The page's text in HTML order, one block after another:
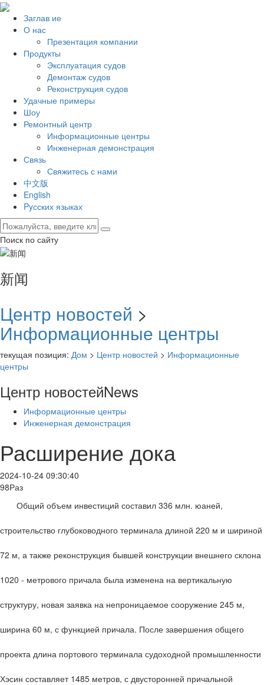
Заглав ие
О нас
Презентация компании
Продукты
Эксплуатация судов
Демонтаж судов
Реконструкция судов
Удачные примеры
Шоу
Ремонтный центр
Информационные центры
Инженерная демонстрация
Связь
Свяжитесь с нами
中文版
English
Pyсских языках
Поиск по сайту
新闻
Центр новостей >
Информационные центры
текущая позиция: Дом > Центр новостей > Информационные
центры
Центр новостейNews
Информационные центры
Инженерная демонстрация
Расширение дока
2024-10-24 09:30:40
98Раз
Общий объем инвестиций составил 336 млн. юаней,
строительство глубоководного терминала длиной 220 м и шириной
72 м, а также реконструкция бывшей конструкции внешнего склона
1020 - метрового причала была изменена на вертикальную
структуру, новая заявка на непроницаемое сооружение 245 м,
ширина 60 м, с функцией причала. После завершения общего
проекта длина портового терминала судоходной промышленности
Хэсин составляет 1485 метров, с двусторонней причальной